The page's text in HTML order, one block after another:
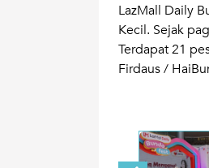
LazMall Daily
Kecil. Sejak
Terdapat 21
Firdaus /